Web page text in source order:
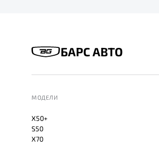
БАРС АВТО
МОДЕЛИ
X50+
S50
X70